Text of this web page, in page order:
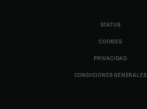
STATUS
COOKIES
PRIVACIDAD
CONDICIONES GENERALES